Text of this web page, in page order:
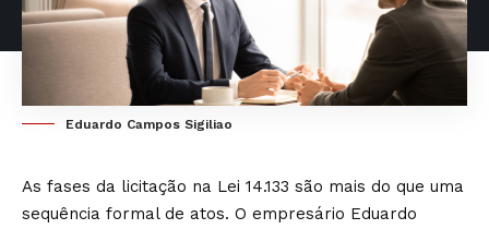
Eduardo Campos Sigiliao
As fases da licitação na Lei 14.133 são mais do que uma
sequência formal de atos. O empresário Eduardo